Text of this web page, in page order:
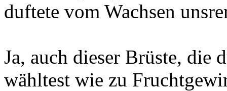
duftete vom Wachsen
Ja, auch dieser Brüste, die
wähltest wie zu